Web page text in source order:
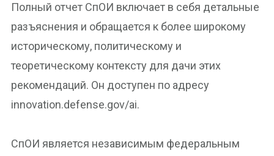
Полный отчет СпОИ включает в себя детальные
разъяснения и обращается к более широкому
историческому, политическому и
теоретическому контексту для дачи этих
рекомендаций. Он доступен по адресу
innovation.defense.gov/ai.
СпОИ является независимым федеральным